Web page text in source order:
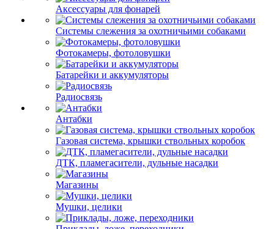
Аксессуары для фонарей
Системы слежения за охотничьими собаками
Фотокамеры, фотоловушки
Батарейки и аккумуляторы
Радиосвязь
Антабки
Газовая система, крышки ствольных коробок
ДТК, пламегасители, дульные насадки
Магазины
Мушки, целики